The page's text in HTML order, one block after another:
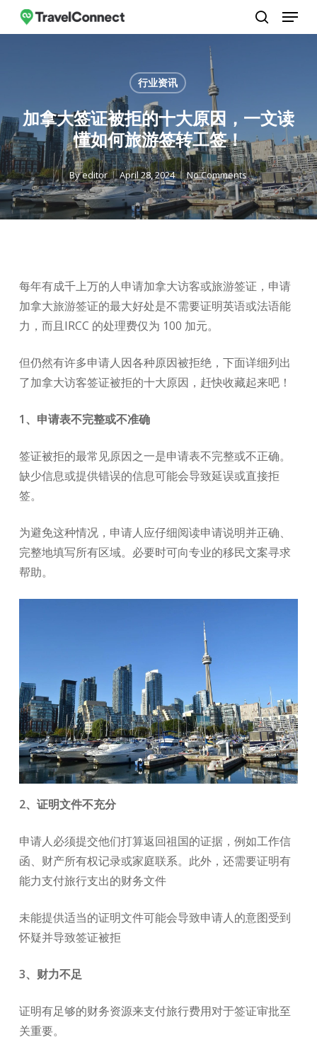
Skip
search
Menu
行业资讯
加拿大签证被拒的十大原因，一文读
懂如何旅游签转工签！
Byeditor April 28, 2024 No Comments
每年有成千上万的人申请加拿大访客或旅游签证，申请
加拿大旅游签证的最大好处是不需要证明英语或法语能
力，而且IRCC 的处理费仅为 100 加元。
但仍然有许多申请人因各种原因被拒绝，下面详细列出
了加拿大访客签证被拒的十大原因，赶快收藏起来吧！
1、申请表不完整或不准确
签证被拒的最常见原因之一是申请表不完整或不正确。
缺少信息或提供错误的信息可能会导致延误或直接拒
签。
为避免这种情况，申请人应仔细阅读申请说明并正确、
完整地填写所有区域。必要时可向专业的移民文案寻求
帮助。
2、证明文件不充分
申请人必须提交他们打算返回祖国的证据，例如工作信
函、财产所有权记录或家庭联系。此外，还需要证明有
能力支付旅行支出的财务文件
未能提供适当的证明文件可能会导致申请人的意图受到
怀疑并导致签证被拒
3、财力不足
证明有足够的财务资源来支付旅行费用对于签证审批至
关重要。